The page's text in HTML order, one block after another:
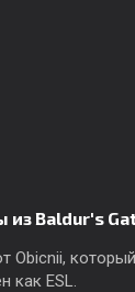
Baldur's
Obicnii,
как ESL.